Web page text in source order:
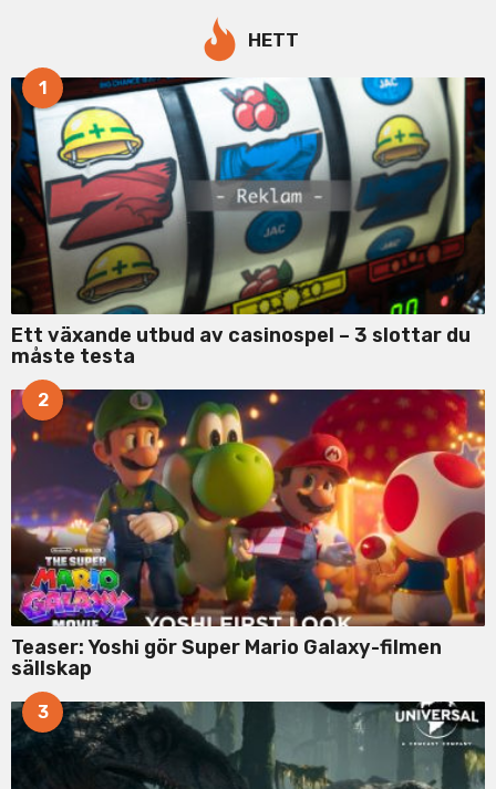
o
r
HETT
1
Ett växande utbud av casinospel – 3 slottar du
måste testa
2
Teaser: Yoshi gör Super Mario Galaxy-filmen
sällskap
3